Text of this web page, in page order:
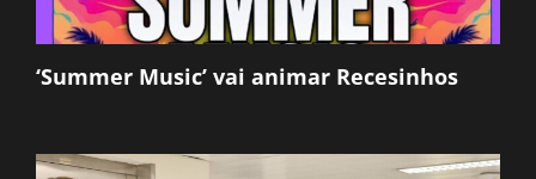
‘Summer Music’ vai animar Recesinhos